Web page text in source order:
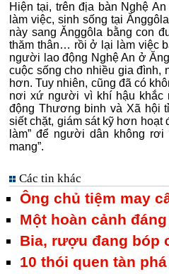
Hiện tại, trên địa bàn Nghệ
làm việc, sinh sống tại
này sang Ănggôla bằng con
thăm thân… rồi ở lại làm việc
người lao động Nghệ An ở
cuộc sống cho nhiều gia đình,
hơn. Tuy nhiên, cũng đã có
nơi xứ người vì khí hậu khắc
động Thương binh và Xã hội
siết chặt, giám sát kỹ hơn hoạt
làm” để người dân không rơi
mang”.
Các tin khác
Ông chủ tiệm may
Một hoàn cảnh
Bia, rượu đang bóp
10 thói quen tàn